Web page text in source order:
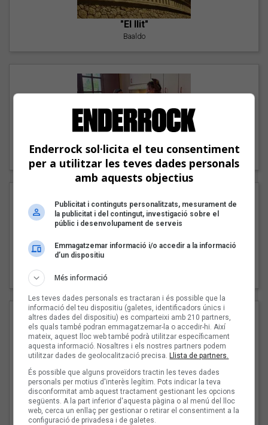
"El llit"
Baaldo
"Lo bueno y lo malo"
Carmen y María
Pep Álvarez amb Joan Muntaner (Xanguito)
"Les cabres"
94 Rules amb Compte
Enderrock sol·licita el teu consentiment
per a utilitzar les teves dades personals
amb aquests objectius
Publicitat i continguts personalitzats, mesurament de
la publicitat i del contingut, investigació sobre el
públic i desenvolupament de serveis
Emmagatzemar informació i/o accedir a la informació
d’un dispositiu
Més informació
Les teves dades personals es tractaran i és possible que la
informació del teu dispositiu (galetes, identificadors únics i
altres dades del dispositiu) es comparteixi amb 210 partners,
els quals també podran emmagatzemar-la o accedir-hi. Així
mateix, aquest lloc web també podrà utilitzar específicament
aquesta informació. Nosaltres i els nostres partners podem
utilitzar dades de geolocalització precisa.Llista de partners.
És possible que alguns proveïdors tractin les teves dades
personals per motius d'interès legítim. Pots indicar la teva
disconformitat amb aquest tractament gestionant les opcions
següents. A la part inferior d'aquesta pàgina o al menú del lloc
web, cerca un enllaç per gestionar o retirar el consentiment a la
configuració de privadesa i de galetes.